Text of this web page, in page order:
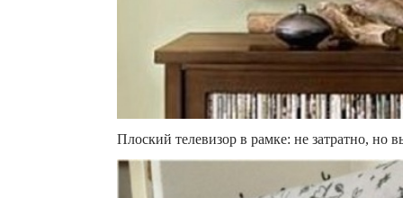
Плоский телевизор в рамке: не затратно, но